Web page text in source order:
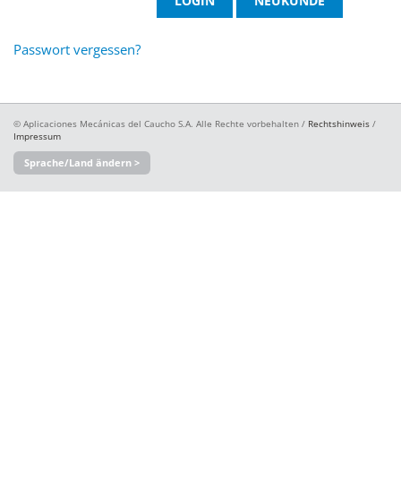
Passwort vergessen?
© Aplicaciones Mecánicas del Caucho S.A. Alle Rechte vorbehalten / Rechtshinweis /
Impressum
Sprache/Land ändern >